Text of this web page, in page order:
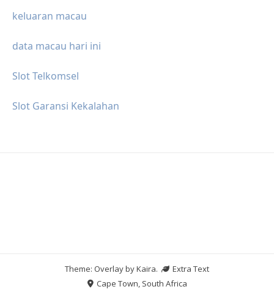
keluaran macau
data macau hari ini
Slot Telkomsel
Slot Garansi Kekalahan
Theme: Overlay byKaira.
Extra Text
Cape Town, South Africa